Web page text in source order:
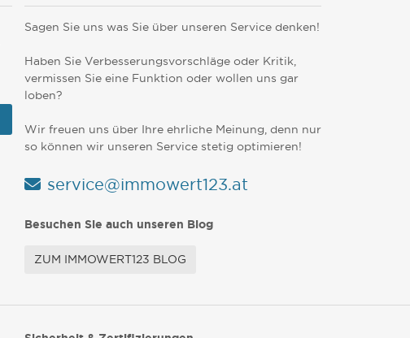
Sagen Sie uns was Sie über unseren Service denken!
Haben Sie Verbesserungsvorschläge oder Kritik,
vermissen Sie eine Funktion oder wollen uns gar
loben?
Wir freuen uns über Ihre ehrliche Meinung, denn nur
so können wir unseren Service stetig optimieren!
service@immowert123.at
Besuchen Sie auch unseren Blog
ZUM IMMOWERT123 BLOG